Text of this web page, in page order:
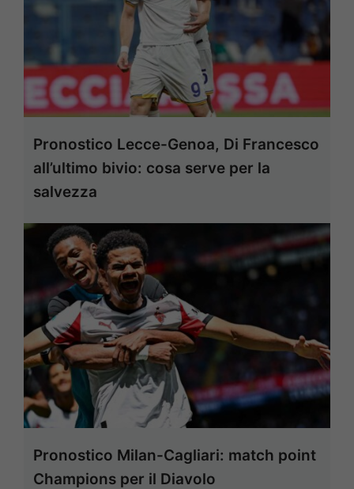
Pronostico Lecce-Genoa, Di Francesco
all’ultimo bivio: cosa serve per la
salvezza
Pronostico Milan-Cagliari: match point
Champions per il Diavolo